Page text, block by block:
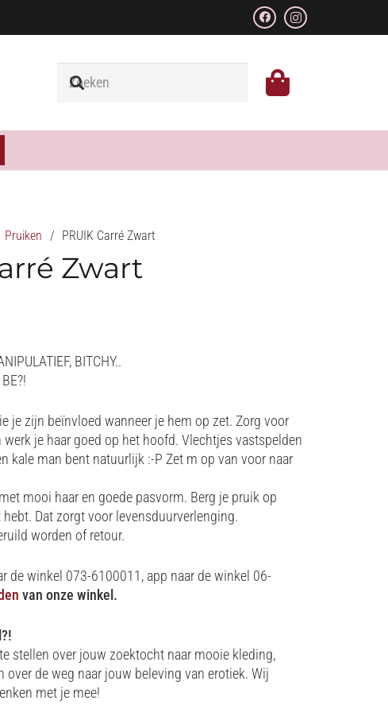
Pruiken / PRUIK Carré Zwart
Zwart
BITCHY..
je zijn beïnvloed wanneer je hem op zet. Zorg voor
je haar goed op het hoofd. Vlechtjes vastspelden
kale man bent natuurlijk :-P Zet m op van voor naar
mooi haar en goede pasvorm. Berg je pruik op
Dat zorgt voor levensduurverlenging.
worden of retour.
de winkel 073-6100011, app naar de winkel 06-
van onze winkel.
stellen over jouw zoektocht naar mooie kleding,
over de weg naar jouw beleving van erotiek. Wij
met je mee!